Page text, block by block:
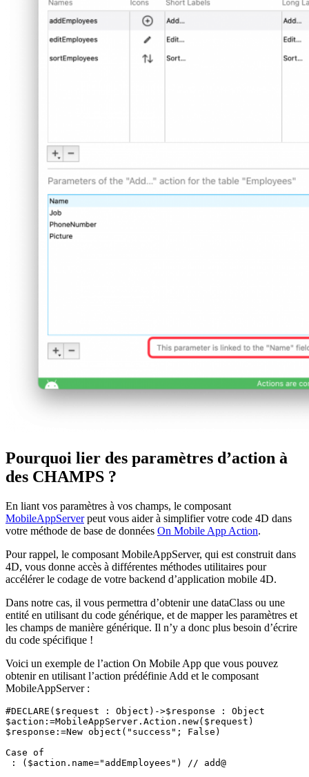
Pourquoi lier des paramètres d’action à
des CHAMPS ?
En liant vos paramètres à vos champs, le composant
MobileAppServerpeut vous aider à simplifier votre code 4D dans
votre méthode de base de données On Mobile App Action.
Pour rappel, le composant MobileAppServer, qui est construit dans
4D, vous donne accès à différentes méthodes utilitaires pour
accélérer le codage de votre backend d’application mobile 4D.
Dans notre cas, il vous permettra d’obtenir une dataClass ou une
entité en utilisant du code générique, et de mapper les paramètres et
les champs de manière générique. Il n’y a donc plus besoin d’écrire
du code spécifique !
Voici un exemple de l’action On Mobile App que vous pouvez
obtenir en utilisant l’action prédéfinie Add et le composant
MobileAppServer :
#DECLARE ( $request : Object )->$response : Object
$action :=MobileAppServer . Action . new
$response :=New object ("success"; False )
Case of
: ( $action . name="addEmployees")